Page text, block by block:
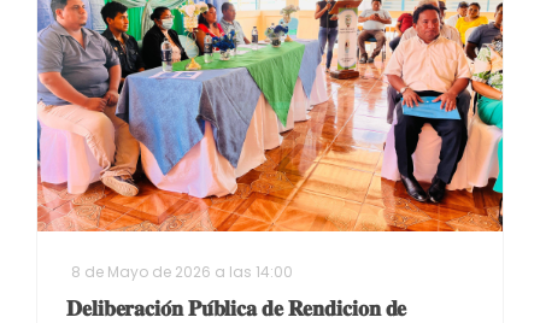
8 de Mayo de 2026 a las 14:00
𝐃𝐞𝐥𝐢𝐛𝐞𝐫𝐚𝐜𝐢𝐨́𝐧 𝐏𝐮́𝐛𝐥𝐢𝐜𝐚 𝐝𝐞 𝐑𝐞𝐧𝐝𝐢𝐜𝐢𝐨𝐧 𝐝𝐞